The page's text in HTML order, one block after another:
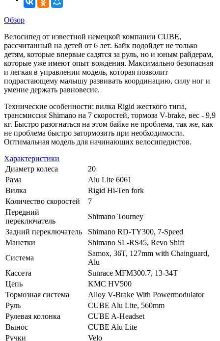
Обзор
Велосипед от известной немецкой компании CUBE,
рассчитанный на детей от 6 лет. Байк подойдет не только
детям, которые впервые садятся за руль, но и юным райдерам,
которые уже имеют опыт вождения. Максимально безопасная
и легкая в управлении модель, которая позволит
подрастающему малышу развивать координацию, силу ног и
умение держать равновесие.
Технические особенности: вилка Rigid жесткого типа,
трансмиссия Shimano на 7 скоростей, тормоза V-brake, вес - 9,9
кг. Быстро разогнаться на этом байке не проблема, так же, как
не проблема быстро затормозить при необходимости.
Оптимальная модель для начинающих велосипедистов.
Характеристики
Диаметр колеса
20
Рама
Alu Lite 6061
Вилка
Rigid Hi-Ten fork
Количество скоростей
7
Передний
переключатель
Shimano Tourney
Задний переключатель
Shimano RD-TY300, 7-Speed
Манетки
Shimano SL-RS45, Revo Shift
Система
Samox, 36T, 127mm with Chainguard,
Alu
Кассета
Sunrace MFM300.7, 13-34T
Цепь
KMC HV500
Тормозная система
Alloy V-Brake With Powermodulator
Руль
CUBE Alu Lite, 560mm
Рулевая колонка
CUBE A-Headset
Вынос
CUBE Alu Lite
Ручки
Velo